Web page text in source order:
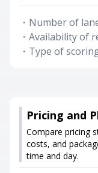
・ Number of
・ Availability of
・ Type of
Pricing and
Compare pricing
costs, and
time and day.